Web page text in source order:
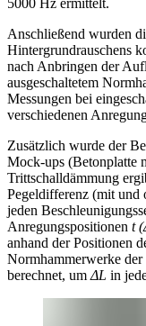
5000 Hz ermittelt.
Anschließend wurden
Hintergrundrauschens
nach Anbringen der
ausgeschaltetem
Messungen bei
verschiedenen
Zusätzlich wurde der
Mock-ups (Betonplatte
Trittschalldämmung
Pegeldifferenz (mit und
jeden
Anregungspositionen t
anhand der Positionen
Normhammerwerke
berechnet, um ΔL in